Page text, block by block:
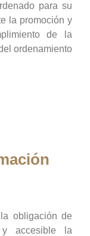
para su
la promoción y
de la
ordenamiento
obligación de
accesible la